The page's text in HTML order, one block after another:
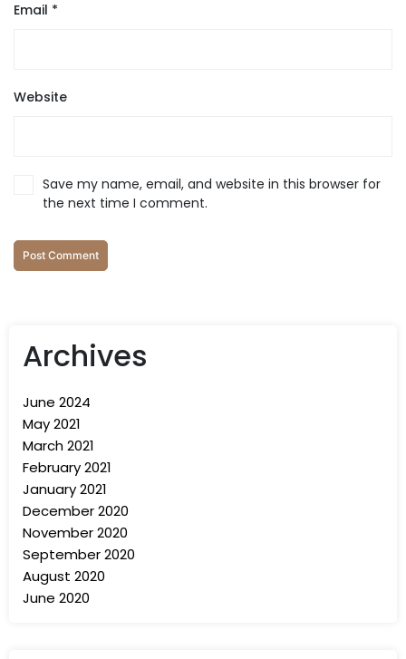
Email *
Website
Save my name, email, and website in this browser for
the next time I comment.
Archives
June 2024
May 2021
March 2021
February 2021
January 2021
December 2020
November 2020
September 2020
August 2020
June 2020